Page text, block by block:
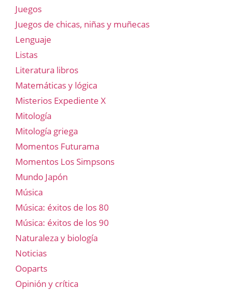
Juegos
Juegos de chicas, niñas y muñecas
Lenguaje
Listas
Literatura libros
Matemáticas y lógica
Misterios Expediente X
Mitología
Mitología griega
Momentos Futurama
Momentos Los Simpsons
Mundo Japón
Música
Música: éxitos de los 80
Música: éxitos de los 90
Naturaleza y biología
Noticias
Ooparts
Opinión y crítica